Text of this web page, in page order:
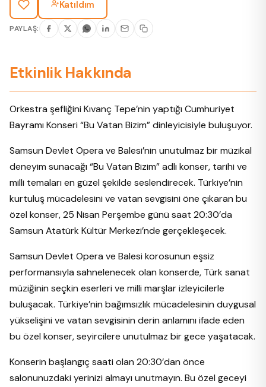
Katıldım
PAYLAŞ:
Etkinlik Hakkında
Orkestra şefliğini Kıvanç Tepe’nin yaptığı Cumhuriyet
Bayramı Konseri “Bu Vatan Bizim” dinleyicisiyle buluşuyor.
Samsun Devlet Opera ve Balesi’nin unutulmaz bir müzikal
deneyim sunacağı “Bu Vatan Bizim” adlı konser, tarihi ve
milli temaları en güzel şekilde seslendirecek. Türkiye’nin
kurtuluş mücadelesini ve vatan sevgisini öne çıkaran bu
özel konser, 25 Nisan Perşembe günü saat 20:30’da
Samsun Atatürk Kültür Merkezi’nde gerçekleşecek.
Samsun Devlet Opera ve Balesi korosunun eşsiz
performansıyla sahnelenecek olan konserde, Türk sanat
müziğinin seçkin eserleri ve milli marşlar izleyicilerle
buluşacak. Türkiye’nin bağımsızlık mücadelesinin duygusal
yükselişini ve vatan sevgisinin derin anlamını ifade eden
bu özel konser, seyircilere unutulmaz bir gece yaşatacak.
Konserin başlangıç saati olan 20:30’dan önce
salonunuzdaki yerinizi almayı unutmayın. Bu özel geceyi